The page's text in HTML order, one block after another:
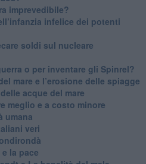
imprevedibile?
infelice dei potenti
soldi sul nucleare
o per inventare gli Spinrel?
mare e l’erosione delle spiagge
acque del mare
meglio e a costo minore
umana
veri
la pace